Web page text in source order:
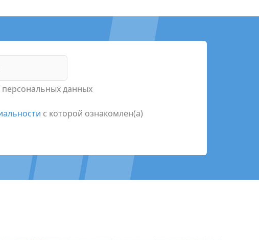
персональных данных
с которой ознакомлен(а)